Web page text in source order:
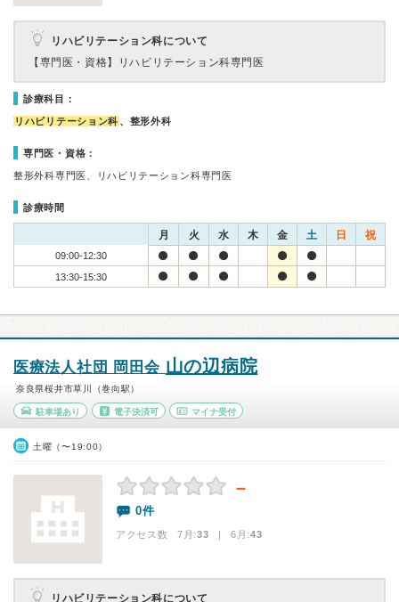
リハビリテーション科について
【専門医・資格】
リハビリテーション科専門医
診療科目：
リハビリテーション科 、整形外科
専門医・資格：
整形外科専門医、リハビリテーション科専門医
診療時間
月 火 水 木 金 土 日 祝
09:00-12:30
13:30-15:30
医療法人社団 岡田会 山の辺病院
奈良県桜井市草川（巻向駅）
駐車場あり 電子決済可 マイナ受付
土曜（〜19:00）
－
0件
アクセス数 7月:33 | 6月:43
リハビリテーション科について